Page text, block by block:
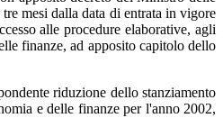
mesi dalla data di entrata in vigore
alle procedure elaborative, agli
finanze, ad apposito capitolo dello
riduzione dello stanziamento
e delle finanze per l'anno 2002,